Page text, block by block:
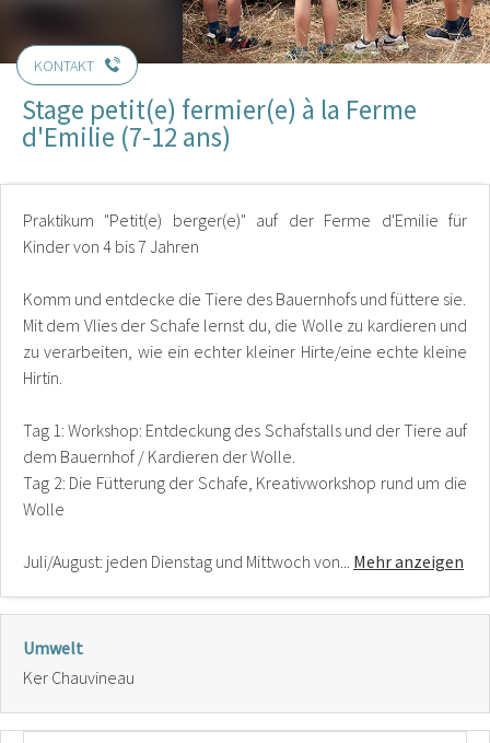
KONTAKT
Stage petit(e) fermier(e) à la Ferme
d'Emilie (7-12 ans)
Praktikum "Petit(e) berger(e)" auf der Ferme d'Emilie für
Kinder von 4 bis 7 Jahren
Komm und entdecke die Tiere des Bauernhofs und füttere sie.
Mit dem Vlies der Schafe lernst du, die Wolle zu kardieren und
zu verarbeiten, wie ein echter kleiner Hirte/eine echte kleine
Hirtin.
Tag 1: Workshop: Entdeckung des Schafstalls und der Tiere auf
dem Bauernhof / Kardieren der Wolle.
Tag 2: Die Fütterung der Schafe, Kreativworkshop rund um die
Wolle
Juli/August: jeden Dienstag und Mittwoch von... Mehr anzeigen
Umwelt
Ker Chauvineau